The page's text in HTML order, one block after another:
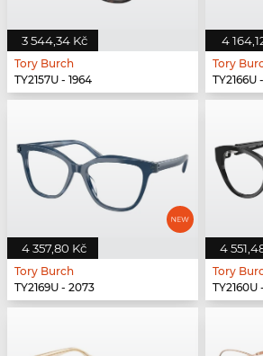
3 544,34 Kč
Tory Burch
TY2157U - 1964
4
Tory
TY2166U
4 357,80 Kč
Tory Burch
TY2169U - 2073
4
Tory
TY2160U